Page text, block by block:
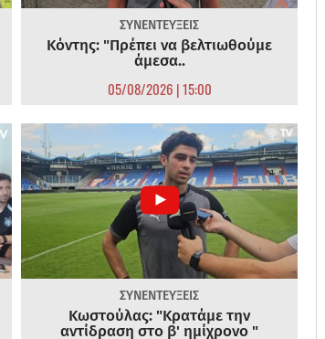
ΣΥΝΕΝΤΕΥΞΕΙΣ
Κόντης: "Πρέπει να βελτιωθούμε
άμεσα..
05/08/2026 | 15:00
ΣΥΝΕΝΤΕΥΞΕΙΣ
Κωστούλας: "Κρατάμε την
αντίδραση στο β' ημίχρονο "